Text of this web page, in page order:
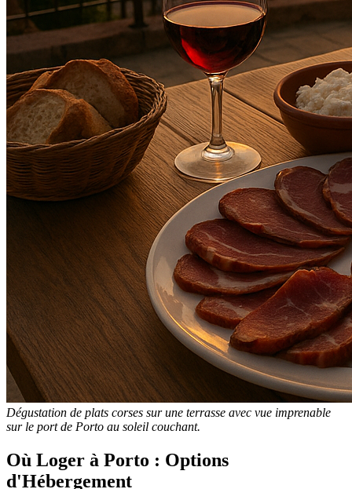
Dégustation de plats corses sur une terrasse avec vue imprenable
sur le port de Porto au soleil couchant.
Où Loger à Porto : Options
d'Hébergement